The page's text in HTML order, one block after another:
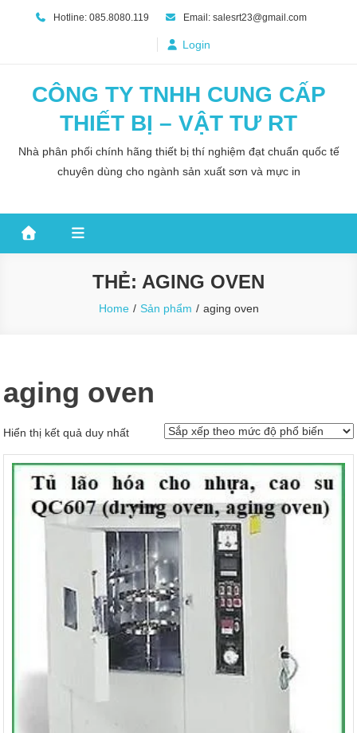
Hotline: 085.8080.119 Email: salesrt23@gmail.com
Login
CÔNG TY TNHH CUNG CẤP
THIẾT BỊ – VẬT TƯ RT
Nhà phân phối chính hãng thiết bị thí nghiệm đạt chuẩn quốc tế
chuyên dùng cho ngành sản xuất sơn và mực in
THẺ: AGING OVEN
Home Sản phẩm aging oven
aging oven
Hiển thị kết quả duy nhất